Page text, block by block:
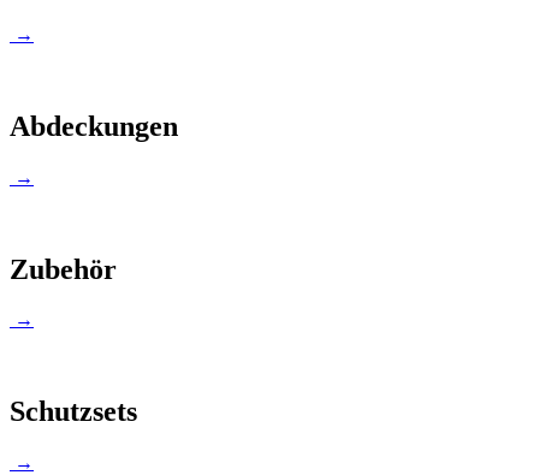
→
Abdeckungen
→
Zubehör
→
Schutzsets
→